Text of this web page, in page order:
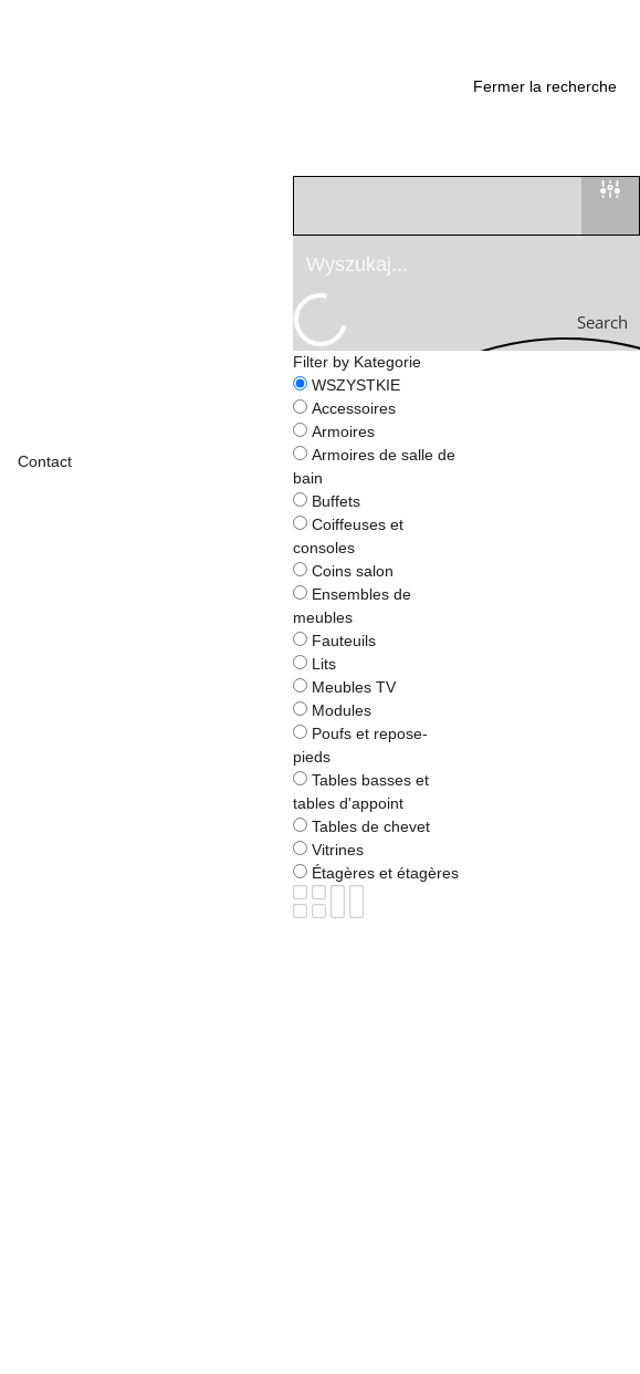
Contact
Fermer la recherche
Search
Filter by Kategorie
WSZYSTKIE
Accessoires
Armoires
Armoires de salle de
bain
Buffets
Coiffeuses et
consoles
Coins salon
Ensembles de
meubles
Fauteuils
Lits
Meubles TV
Modules
Poufs et repose-
pieds
Tables basses et
tables d'appoint
Tables de chevet
Vitrines
Étagères et étagères